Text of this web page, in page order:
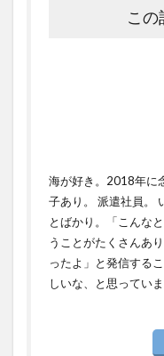
この
海が好き。2018年に
子あり。 派遣社員。
とばかり。「こんな
うことがたくさんあ
ったよ」と発信する
しいな、と思っていま